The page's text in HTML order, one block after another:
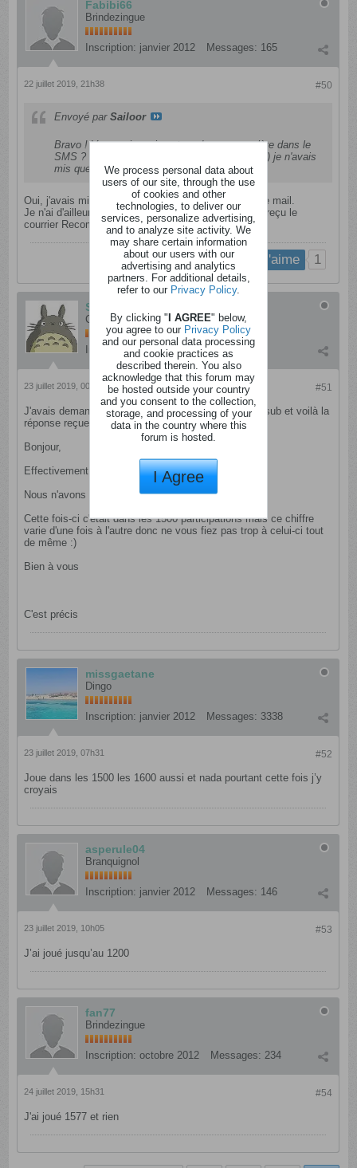
Fabibi66
Brindezingue
Inscription: janvier 2012 Messages: 165
#50
22 juillet 2019, 21h38
Envoyé parSailoor
Bravo ! Vous aviez mis votre adresse complète dans le
SMS ? Comme il était écrit coordonnées (mail) je n'avais
mis que le mail moi
Oui, j'avais mis mon adresse postale et mon adresse mail.
Je n'ai d'ailleurs pas été prévenue par mail, j'ai juste reçu le
courrier Recommandé.
j'aime 1
Sailoor
Cinglé
Inscription: juin 2012 Messages: 354
#51
23 juillet 2019, 00h09
J'avais demandé s'ils avaient mis les résultats et la sub et voilà la
réponse reçue :
​Bonjour,
Effectivement, les gagnants ont été avertis.
Nous n'avons pas publié les résultats non :/
Cette fois-ci c'était dans les 1500 participations mais ce chiffre
varie d'une fois à l'autre donc ne vous fiez pas trop à celui-ci tout
de même :)
Bien à vous
C'est précis
missgaetane
Dingo
Inscription: janvier 2012 Messages: 3338
#52
23 juillet 2019, 07h31
Joue dans les 1500 les 1600 aussi et nada pourtant cette fois j’y
croyais
asperule04
Branquignol
Inscription: janvier 2012 Messages: 146
#53
23 juillet 2019, 10h05
J’ai joué jusqu’au 1200
fan77
Brindezingue
Inscription: octobre 2012 Messages: 234
#54
24 juillet 2019, 15h31
J'ai joué 1577 et rien
We process personal data about
users of our site, through the use
of cookies and other
technologies, to deliver our
services, personalize advertising,
and to analyze site activity. We
may share certain information
about our users with our
advertising and analytics
partners. For additional details,
refer to our Privacy Policy.
By clicking "I AGREE" below,
you agree to our Privacy Policy
and our personal data processing
and cookie practices as
described therein. You also
acknowledge that this forum may
be hosted outside your country
and you consent to the collection,
storage, and processing of your
data in the country where this
forum is hosted.
I Agree